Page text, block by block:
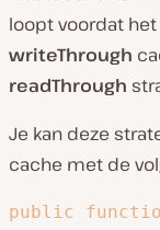
loopt voordat het
writeThrough
readThrough
Je kan deze
cache met de
public